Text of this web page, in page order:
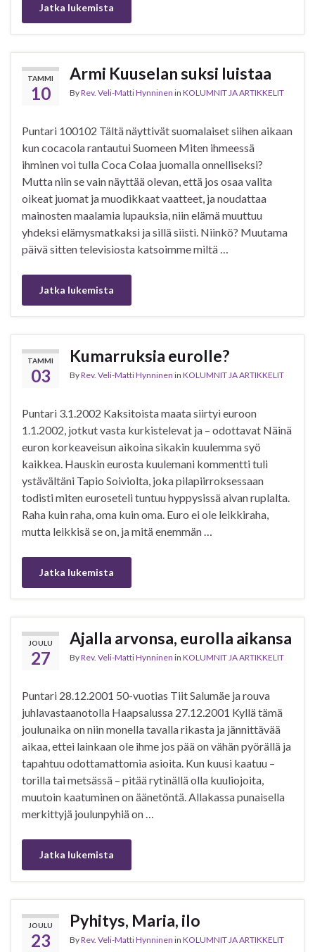
Jatka lukemista
TAMMI
10
Armi Kuuselan suksi luistaa
ByRev. Veli-Matti Hynninen in KOLUMNIT JA ARTIKKELIT
Puntari 100102 Tältä näyttivät suomalaiset siihen aikaan
kun cocacola rantautui Suomeen Miten ihmeessä
ihminen voi tulla Coca Colaa juomalla onnelliseksi?
Mutta niin se vain näyttää olevan, että jos osaa valita
oikeat juomat ja muodikkaat vaatteet, ja noudattaa
mainosten maalamia lupauksia, niin elämä muuttuu
yhdeksi elämysmatkaksi ja sillä siisti. Niinkö? Muutama
päivä sitten televisiosta katsoimme miltä …
Jatka lukemista
TAMMI
03
Kumarruksia eurolle?
ByRev. Veli-Matti Hynninen in KOLUMNIT JA ARTIKKELIT
Puntari 3.1.2002 Kaksitoista maata siirtyi euroon
1.1.2002, jotkut vasta kurkistelevat ja – odottavat Näinä
euron korkeaveisun aikoina sikakin kuulemma syö
kaikkea. Hauskin eurosta kuulemani kommentti tuli
ystävältäni Tapio Soiviolta, joka pilapiirroksessaan
todisti miten euroseteli tuntuu hyppysissä aivan ruplalta.
Raha kuin raha, oma kuin oma. Euro ei ole leikkiraha,
mutta leikkisä se on, ja mitä enemmän …
Jatka lukemista
JOULU
27
Ajalla arvonsa, eurolla aikansa
ByRev. Veli-Matti Hynninen in KOLUMNIT JA ARTIKKELIT
Puntari 28.12.2001 50-vuotias Tiit Salumäe ja rouva
juhlavastaanotolla Haapsalussa 27.12.2001 Kyllä tämä
joulunaika on niin monella tavalla rikasta ja jännittävää
aikaa, ettei lainkaan ole ihme jos pää on vähän pyörällä ja
tapahtuu odottamattomia asioita. Kun kuusi kaatuu –
torilla tai metsässä – pitää rytinällä olla kuuliojoita,
muutoin kaatuminen on äänetöntä. Allakassa punaisella
merkittyjä joulunpyhiä on …
Jatka lukemista
JOULU
23
Pyhitys, Maria, ilo
ByRev. Veli-Matti Hynninen in KOLUMNIT JA ARTIKKELIT